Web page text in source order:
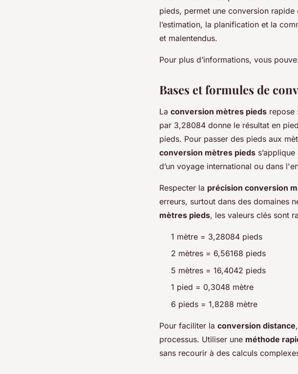
pieds, permet une conversion
l’estimation, la planification et la
et malentendus.
Pour plus d’informations, vous
Bases et formules de
La conversion mètres pieds repose
par 3,28084 donne le résultat en
pieds. Pour passer des pieds aux
conversion mètres pieds
d’un voyage international ou dans
Respecter la précision conversion
erreurs, surtout dans des domaines
mètres pieds, les valeurs clés sont
1 mètre = 3,28084 pieds
2 mètres = 6,56168 pieds
5 mètres = 16,4042 pieds
1 pied = 0,3048 mètre
6 pieds = 1,8288 mètre
Pour faciliter la conversion distance
processus. Utiliser une méthode
sans recourir à des calculs